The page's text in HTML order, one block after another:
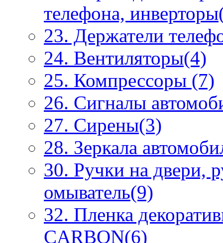
телефона,
23. Держатели
24. Вентиляторы(4)
25. Компрессоры (7)
26. Сигналы
27. Сирены(3)
28. Зеркала
30. Ручки на двери,
омыватель(9)
32. Пленка
CARBON(6)